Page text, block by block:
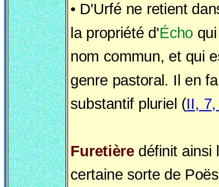
• D'Urfé ne retient
la propriété d'Écho
nom commun, et qui
genre pastoral. Il en
substantif pluriel (II,
Furetièredéfinit ainsi
certaine sorte de